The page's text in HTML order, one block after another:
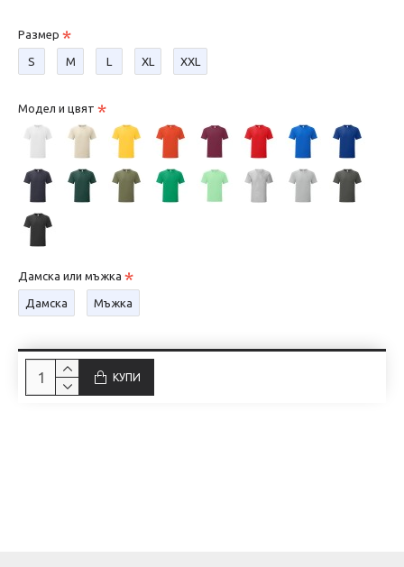
Размер
S М L XL XXL
Модел и цвят
Дамска или мъжка
Дамска Мъжка
КУПИ